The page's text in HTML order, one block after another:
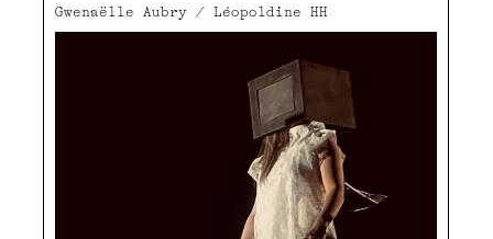
Gwenaëlle Aubry / Léopoldine HH